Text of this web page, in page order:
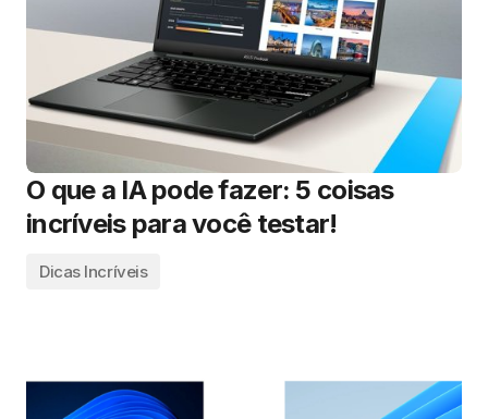
O que a IA pode fazer: 5 coisas
incríveis para você testar!
Dicas Incríveis